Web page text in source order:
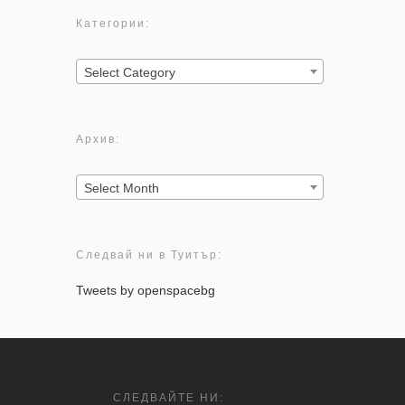
Категории:
Категории:
Select Category
Архив:
Архив:
Select Month
Следвай ни в Туитър:
Tweets by openspacebg
СЛЕДВАЙТЕ НИ: